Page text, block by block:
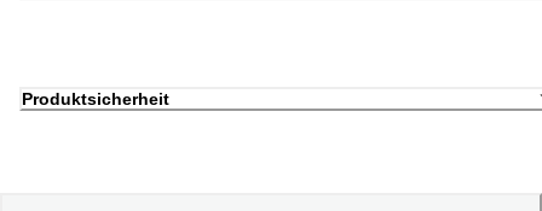
Produktsicherheit